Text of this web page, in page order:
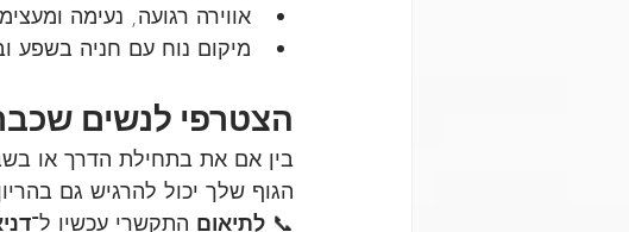
אווירה רגועה, נעימה
מיקום נוח עם חניה בשפע
הצטרפי לנשים
בין אם את בתחילת הדרך או
הגוף שלך יכול להרגיש גם
📞 לתיאום התקשרי עכשיו ל־